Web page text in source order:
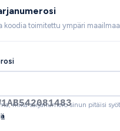
koodia toimitettu ympäri
mikä sarjanumero sinun pitäisi